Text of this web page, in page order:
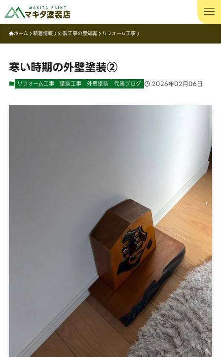
ホーム 新着情報 外装工事の豆知識 リフォーム工事
寒い時期の外壁塗装②
リフォーム工事 塗装工事 外壁塗装 代表ブログ 2026年02月06日